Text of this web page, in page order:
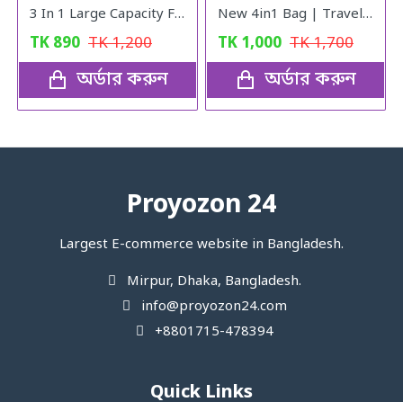
3 In 1 Large Capacity Foldable Travel Bag (black)
TK 890 TK1,200
অর্ডার করুন
New 4in1 Bag | Travel Bag | Gym Bag | Carry Shoe | V10
TK 1,000 TK1,700
অর্ডার করুন
Proyozon 24
Largest E-commerce website in Bangladesh.
Mirpur, Dhaka, Bangladesh.
info@proyozon24.com
+8801715-478394
Quick Links